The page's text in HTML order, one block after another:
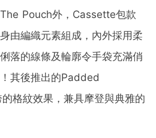
Pouch外，Cassette包款
由編織元素組成，內外採用柔
落的線條及輪廓令手袋充滿俏
其後推出的Padded
格紋效果，兼具摩登與典雅的